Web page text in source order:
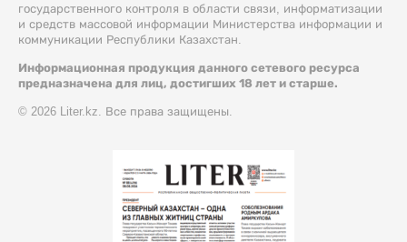
государственного контроля в области связи, информатизации
и средств массовой информации Министерства информации и
коммуникации Республики Казахстан.
Информационная продукция данного сетевого ресурса
предназначена для лиц, достигших 18 лет и старше.
© 2026 Liter.kz. Все права защищены.